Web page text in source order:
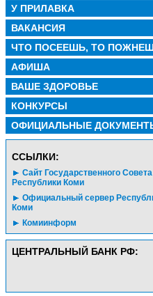
У ПРИЛАВКА
ВАКАНСИЯ
ЧТО ПОСЕЕШЬ, ТО
АФИША
ВАШЕ ЗДОРОВЬЕ
КОНКУРСЫ
ОФИЦИАЛЬНЫЕ
CСЫЛКИ:
Сайт Государственного Совета
Республики Коми
Официальный сервер
Коми
Комиинформ
ЦЕНТРАЛЬНЫЙ БАНК РФ: